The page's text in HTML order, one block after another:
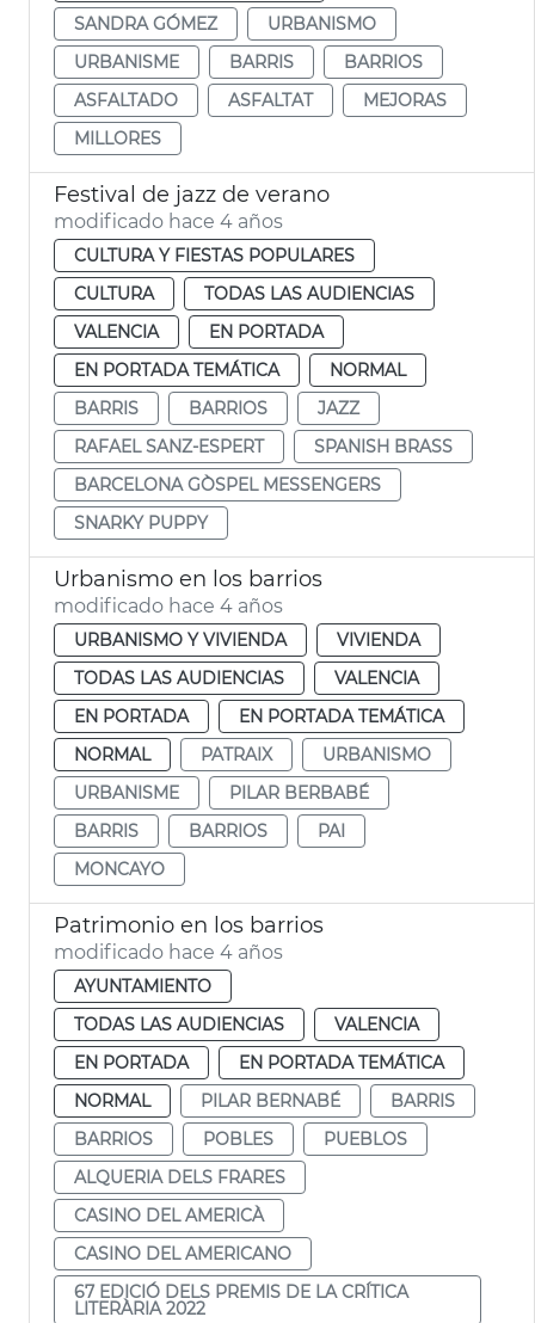
SANDRA GÓMEZ
URBANISMO
URBANISME
BARRIS
BARRIOS
ASFALTADO
ASFALTAT
MEJORAS
MILLORES
Festival de jazz de verano
modificado hace 4 años
CULTURA Y FIESTAS POPULARES
CULTURA
TODAS LAS AUDIENCIAS
VALENCIA
EN PORTADA
EN PORTADA TEMÁTICA
NORMAL
BARRIS
BARRIOS
JAZZ
RAFAEL SANZ-ESPERT
SPANISH BRASS
BARCELONA GÒSPEL MESSENGERS
SNARKY PUPPY
Urbanismo en los barrios
modificado hace 4 años
URBANISMO Y VIVIENDA
VIVIENDA
TODAS LAS AUDIENCIAS
VALENCIA
EN PORTADA
EN PORTADA TEMÁTICA
NORMAL
PATRAIX
URBANISMO
URBANISME
PILAR BERBABÉ
BARRIS
BARRIOS
PAI
MONCAYO
Patrimonio en los barrios
modificado hace 4 años
AYUNTAMIENTO
TODAS LAS AUDIENCIAS
VALENCIA
EN PORTADA
EN PORTADA TEMÁTICA
NORMAL
PILAR BERNABÉ
BARRIS
BARRIOS
POBLES
PUEBLOS
ALQUERIA DELS FRARES
CASINO DEL AMERICÀ
CASINO DEL AMERICANO
67 EDICIÓ DELS PREMIS DE LA CRÍTICA
LITERÀRIA 2022